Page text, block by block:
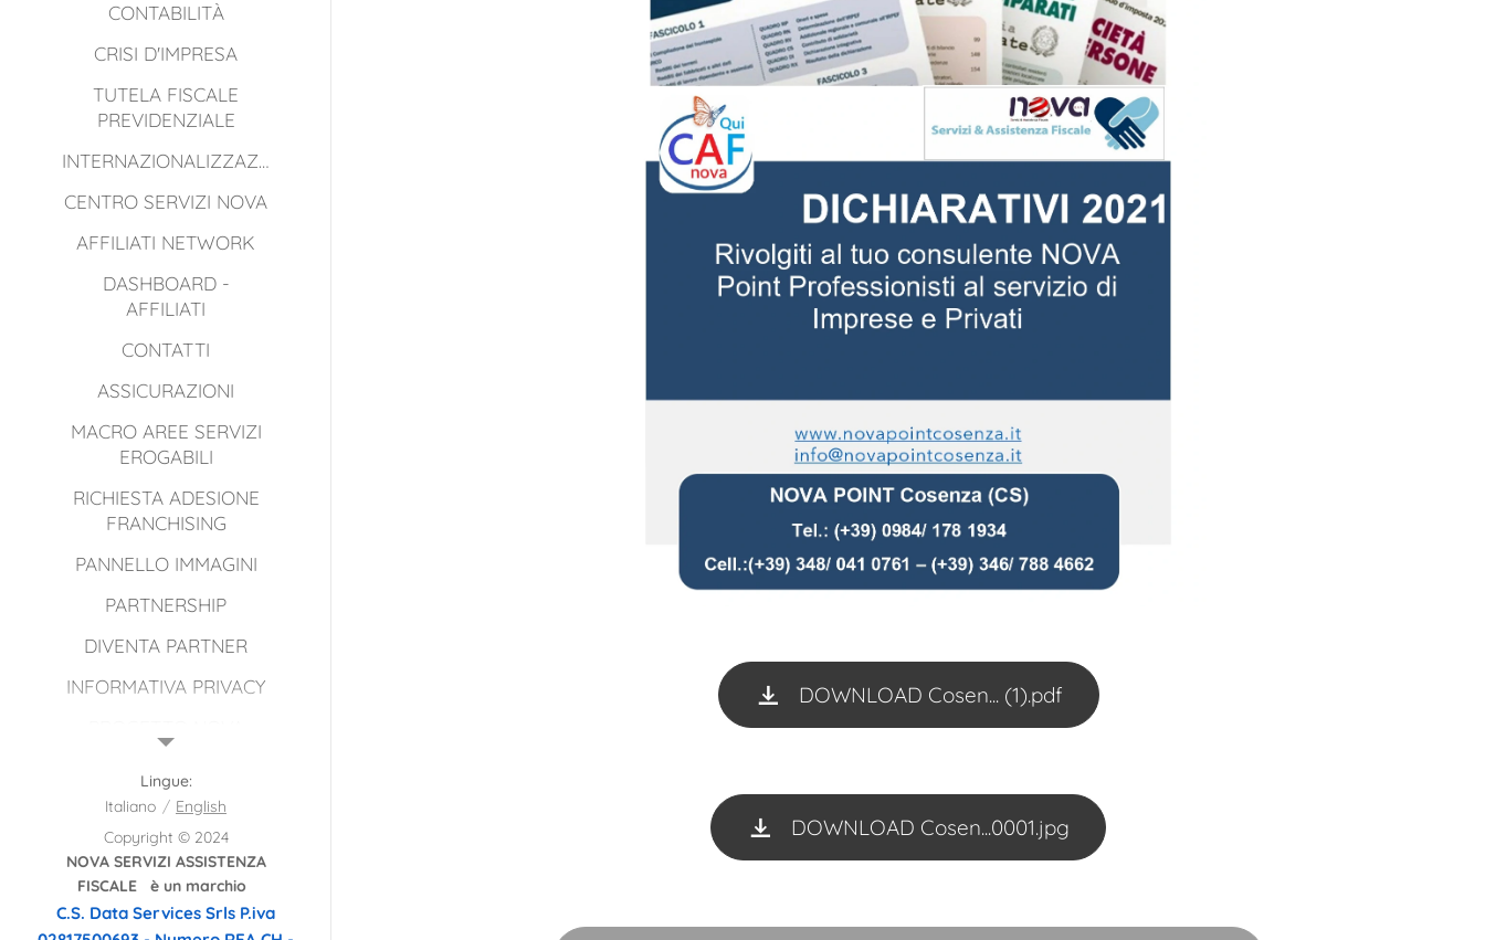
CONTABILITÀ
CRISI D'IMPRESA
TUTELA FISCALE
PREVIDENZIALE
INTERNAZIONALIZZAZIONE
CENTRO SERVIZI NOVA
AFFILIATI NETWORK
DASHBOARD -
AFFILIATI
CONTATTI
ASSICURAZIONI
MACRO AREE SERVIZI
EROGABILI
RICHIESTA ADESIONE
FRANCHISING
PANNELLO IMMAGINI
PARTNERSHIP
DIVENTA PARTNER
INFORMATIVA PRIVACY
TERRITORIO
GALLERIA IMMAGINI
NOVA SAF LE NOSTRE
GRAFICHE 2026
DOWNLOAD Cosen... (1).pdf
DOWNLOAD Cosen...0001.jpg
Copyright © 2024
NOVA SERVIZI ASSISTENZA
FISCALE è un marchio
C.S. Data Services Srls P.iva
Lingue
Italiano
English